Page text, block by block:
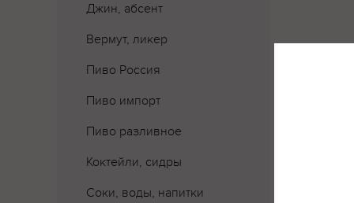
Джин, абсент
Вермут, ликер
Пиво Россия
Пиво импорт
Пиво разливное
Коктейли, сидры
Соки, воды, напитки